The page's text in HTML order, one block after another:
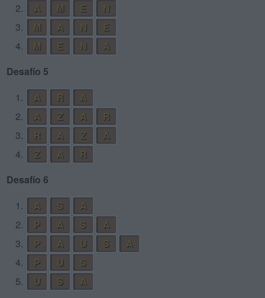
2.
A M E
N
3.
M A N
E
4.
M E N
A
Desafío 5
1.
A R
A
2.
A Z A
R
3.
R A Z
A
4.
Z A
R
Desafío 6
1.
A S
A
2.
P A S
A
3.
P A U S
A
4.
P U
S
5.
U S
A